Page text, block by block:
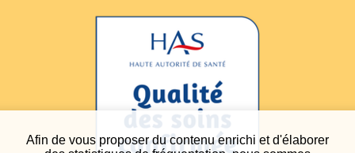
Afin de vous proposer du contenu enrichi et d'élaborer